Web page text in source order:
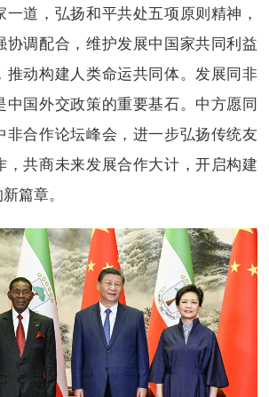
道，弘扬和平共处五项原则精神，
协调配合，维护发展中国家共同利益
推动构建人类命运共同体。发展同非
中国外交政策的重要基石。中方愿同
非合作论坛峰会，进一步弘扬传统友
，共商未来发展合作大计，开启构建
篇章。